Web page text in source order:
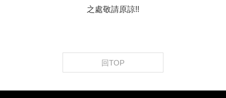
之處敬請原諒!!
回TOP